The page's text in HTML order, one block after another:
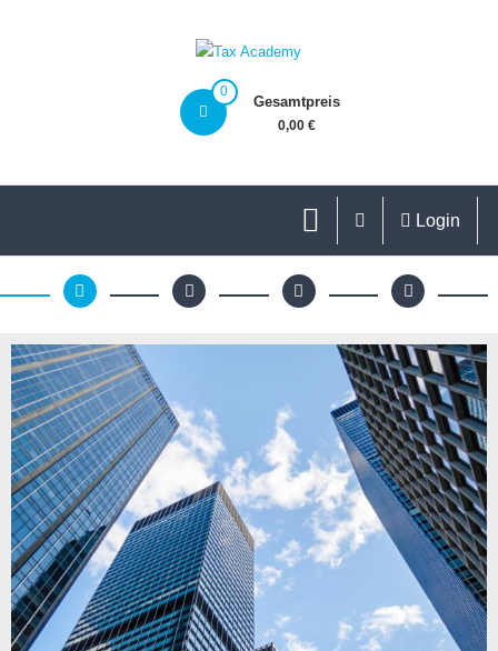
0
Gesamtpreis
0,00 €
Login